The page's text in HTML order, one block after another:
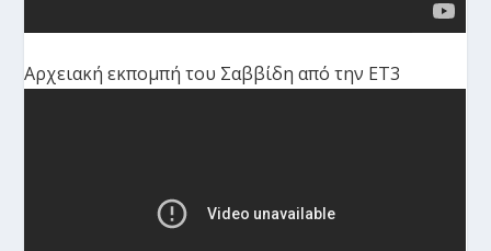
Αρχειακή εκπομπή του Σαββίδη από την ΕΤ3